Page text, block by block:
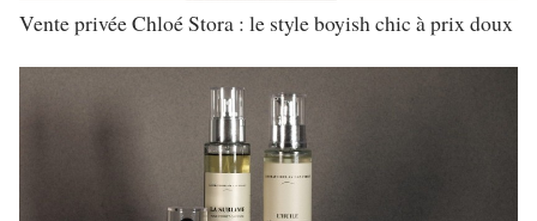
Vente privée Chloé Stora : le style boyish chic à prix doux